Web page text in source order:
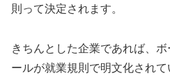
則って決定されます。
きちんとした企業であれば、
ールが就業規則で明文化され